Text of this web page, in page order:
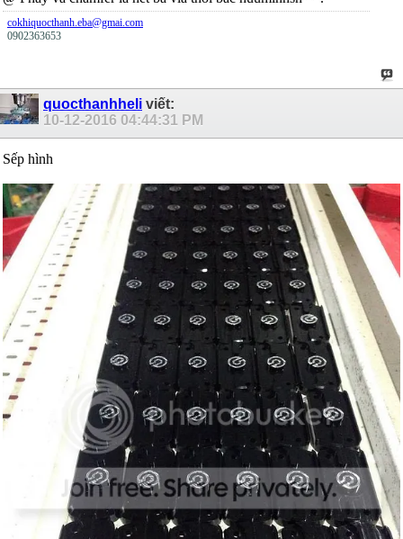
cokhiquocthanh.eba@gmai.com
0902363653
quocthanhheli viết:
10-12-2016 04:44:31 PM
Sếp hình